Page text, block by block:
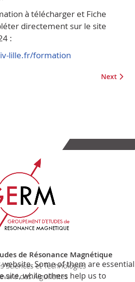
à télécharger et Fiche
directement sur le site
:
lille.fr/formation
Hub du 13 au 16 mai 2025 à Lille
Next
Next
de Résonance Magnétique
Sciences et Technologies
des Aiguillettes
Some of them are essential
site, while others help us to